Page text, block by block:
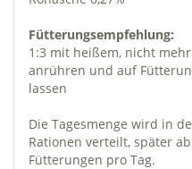
Fütterungsempfehlung:
1:3 mit heißem, nicht
anrühren und auf
lassen
Die Tagesmenge wird in
Rationen verteilt, später
Fütterungen pro Tag.